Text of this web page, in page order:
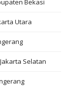
Bekasi
Utara
Selatan